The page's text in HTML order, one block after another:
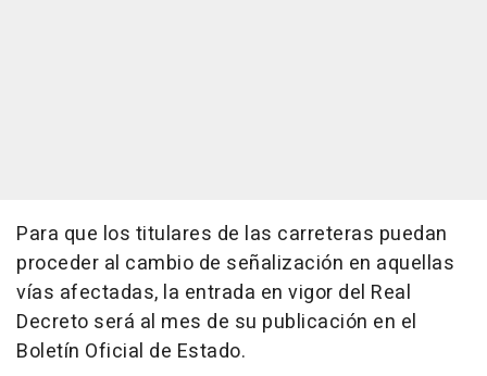
Para que los titulares de las carreteras puedan
proceder al cambio de señalización en aquellas
vías afectadas, la entrada en vigor del Real
Decreto será al mes de su publicación en el
Boletín Oficial de Estado.